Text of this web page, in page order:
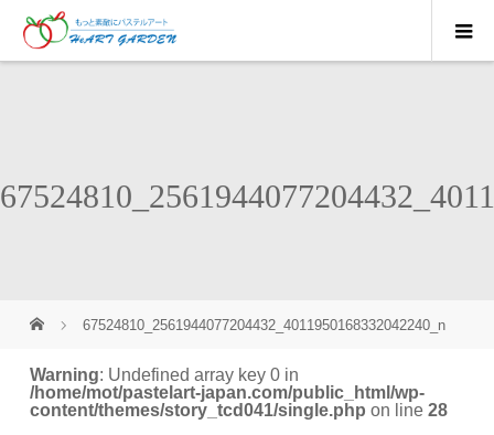
67524810_2561944077204432_4011950168332042240_n
Warning: Undefined array key 0 in
/home/mot/pastelart-japan.com/public_html/wp-
content/themes/story_tcd041/single.php on line28